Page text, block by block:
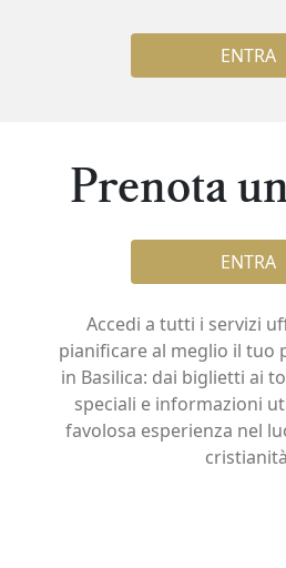
ENTRA
Prenota
ENTRA
Accedi a tutti i servizi
pianificare al meglio il tuo
in Basilica: dai biglietti ai
speciali e informazioni
favolosa esperienza nel